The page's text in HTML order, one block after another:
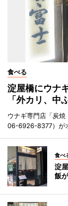
食べる
淀屋橋にウナ
「外カリ、中
ウナギ専門店「炭焼
06-6926-8377）が
食べ
淀
飯